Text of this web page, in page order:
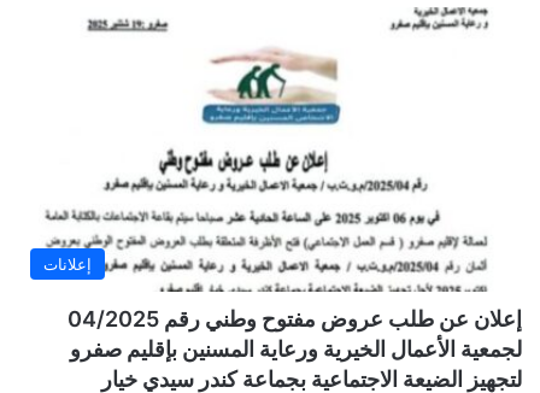
إعلانات
إعلان عن طلب عروض مفتوح وطني رقم 04/2025
لجمعية الأعمال الخيرية ورعاية المسنين بإقليم صفرو
لتجهيز الضيعة الاجتماعية بجماعة كندر سيدي خيار